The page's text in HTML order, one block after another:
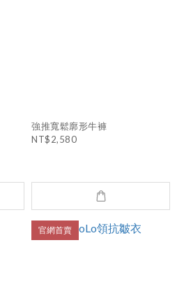
強推寬鬆廓形牛褲
NT$2,580
官網首賣